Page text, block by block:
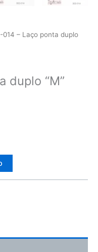
014 – Laço ponta duplo
duplo “M”